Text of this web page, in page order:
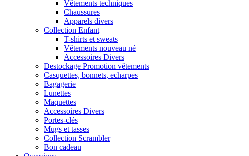
Vêtements techniques
Chaussures
Apparels divers
Collection Enfant
T-shirts et sweats
Vêtements nouveau né
Accessoires Divers
Destockage Promotion vêtements
Casquettes, bonnets, echarpes
Bagagerie
Lunettes
Maquettes
Accessoires Divers
Portes-clés
Mugs et tasses
Collection Scrambler
Bon cadeau